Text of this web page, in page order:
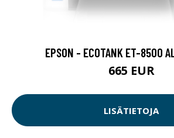
EPSON - ECOTANK ET-8500
665 EUR
LISÄTIETOJA